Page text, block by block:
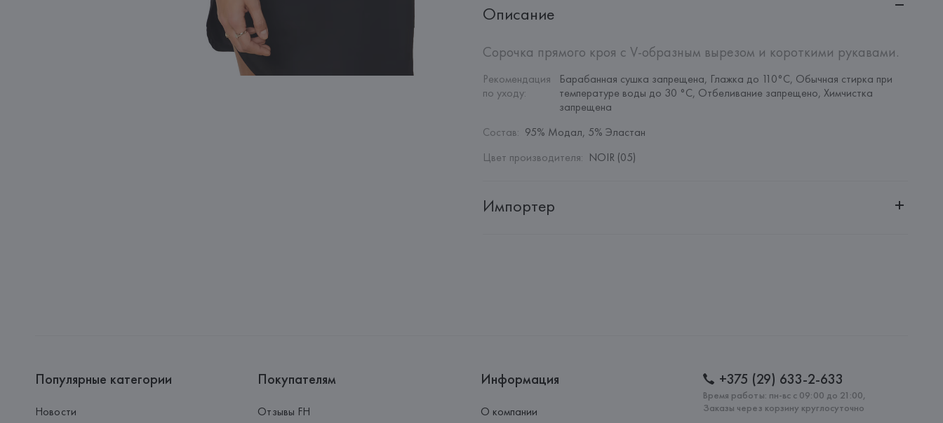
Описание
Сорочка прямого кроя с V-образным вырезом и короткими рукавами.
Рекомендация
по уходу:
Барабанная сушка запрещена, Глажка до 110°C, Обычная стирка при
температуре воды до 30 °C, Отбеливание запрещено, Химчистка
запрещена
Состав: 95% Модал, 5% Эластан
Цвет производителя: NOIR (05)
Импортер
Популярные категории
Новости
Покупателям
Отзывы FH
Информация
О компании
+375 (29) 633-2-633
Время работы: пн-вс с 09:00 до 21:00,
Заказы через корзину круглосуточно